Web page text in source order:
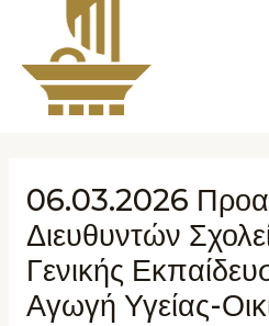
06.03.2026
Διευθυντών
Γενικής
Αγωγή Υγείας-